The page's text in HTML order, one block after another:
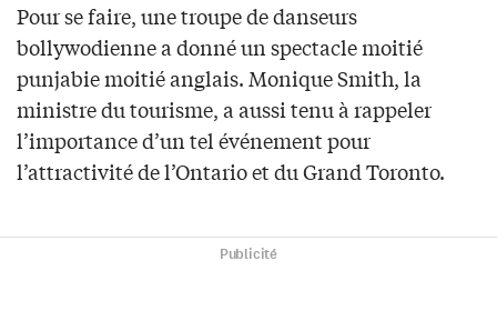
Pour se faire, une troupe de danseurs
bollywodienne a donné un spectacle moitié
punjabie moitié anglais. Monique Smith, la
ministre du tourisme, a aussi tenu à rappeler
l’importance d’un tel événement pour
l’attractivité de l’Ontario et du Grand Toronto.
Publicité